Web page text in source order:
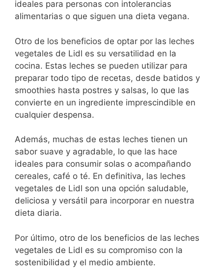
ideales para personas con intolerancias
alimentarias o que ‌siguen ​una dieta vegana.
Otro ‍de los beneficios de ⁣optar por las‌ leches
‍vegetales de⁢ Lidl es su⁤ versatilidad en la
⁢cocina. ⁤Estas leches se‍ pueden utilizar​ para
preparar‌ todo tipo de recetas, desde batidos y
smoothies hasta postres y salsas, lo que las
convierte en⁢ un ‍ingrediente imprescindible en
cualquier despensa.
Además, ​muchas de estas leches tienen ⁤un
sabor suave y agradable, lo que las hace
⁤ideales‌ para consumir solas o acompañando
cereales, café o ‌té. En definitiva, las⁢ leches⁢
vegetales⁤ de ⁤Lidl son una opción ‍saludable,
deliciosa y versátil para incorporar en nuestra⁤
dieta diaria.
Por⁢ último, otro de los beneficios​ de ⁢las leches
vegetales​ de Lidl es ‍su compromiso con la
sostenibilidad‍ y el medio ambiente.